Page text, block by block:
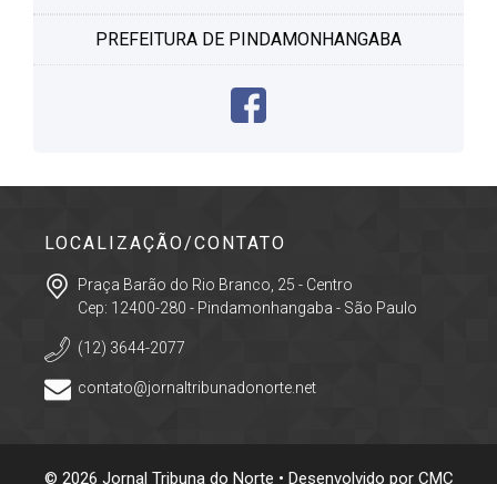
PREFEITURA DE PINDAMONHANGABA
LOCALIZAÇÃO/CONTATO
Praça Barão do Rio Branco, 25 - Centro
Cep: 12400-280 - Pindamonhangaba - São Paulo
(12) 3644-2077
contato@jornaltribunadonorte.net
© 2026 Jornal Tribuna do Norte • Desenvolvido por CMC